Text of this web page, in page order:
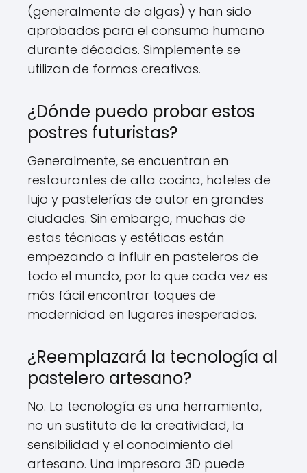
(generalmente de algas) y han sido
aprobados para el consumo humano
durante décadas. Simplemente se
utilizan de formas creativas.
¿Dónde puedo probar estos
postres futuristas?
Generalmente, se encuentran en
restaurantes de alta cocina, hoteles de
lujo y pastelerías de autor en grandes
ciudades. Sin embargo, muchas de
estas técnicas y estéticas están
empezando a influir en pasteleros de
todo el mundo, por lo que cada vez es
más fácil encontrar toques de
modernidad en lugares inesperados.
¿Reemplazará la tecnología al
pastelero artesano?
No. La tecnología es una herramienta,
no un sustituto de la creatividad, la
sensibilidad y el conocimiento del
artesano. Una impresora 3D puede